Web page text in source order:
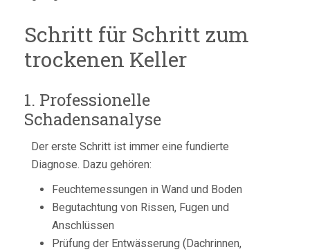
Schritt für Schritt zum
trockenen Keller
1. Professionelle
Schadensanalyse
Der erste Schritt ist immer eine fundierte
Diagnose. Dazu gehören:
Feuchtemessungen in Wand und Boden
Begutachtung von Rissen, Fugen und
Anschlüssen
Prüfung der Entwässerung (Dachrinnen,